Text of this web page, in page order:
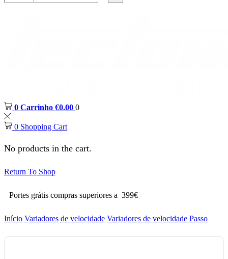
0 Carrinho €0.00 0
0 Shopping Cart
No products in the cart.
Return To Shop
Portes grátis compras superiores a 399€
Início Variadores de velocidade Variadores de velocidade Passo